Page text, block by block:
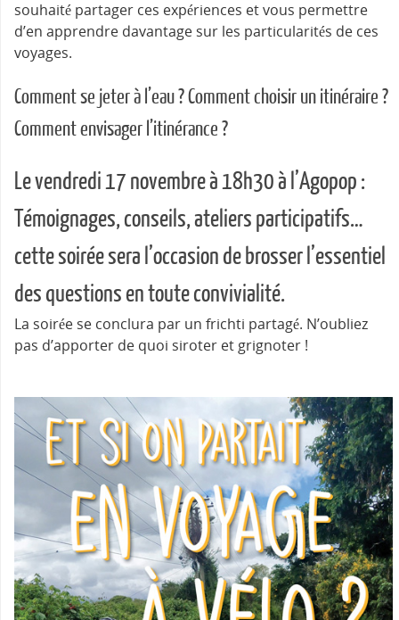
souhaité partager ces expériences et vous permettre
d’en apprendre davantage sur les particularités de ces
voyages.
Comment se jeter à l’eau ? Comment choisir un itinéraire ?
Comment envisager l’itinérance ?
Le vendredi 17 novembre à 18h30 à l’Agopop :
Témoignages, conseils, ateliers participatifs…
cette soirée sera l’occasion de brosser l’essentiel
des questions en toute convivialité.
La soirée se conclura par un frichti partagé. N’oubliez
pas d’apporter de quoi siroter et grignoter !